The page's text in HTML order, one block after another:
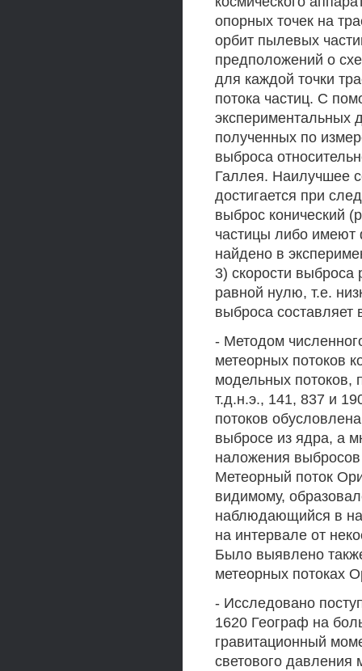
опорных точек на
орбит пылевых
предположений о
для каждой точки
потока частиц. С
экспериментальных
полученных по
выброса
Галлея. Наилучшее
достигается при
выброс конический
частицы либо
найдено в
3) скорости
равной нулю, т.е.
выброса составляет
- Методом
метеорных потоков
модельных потоков,
т.д.н.э., 141, 837 и
потоков
выбросе из ядра, а
наложения
Метеорный поток
видимому,
наблюдающийся в
на интервале от
Было выявлено
метеорных потоках
- Исследовано
1620 Географ на
гравитационный
светового